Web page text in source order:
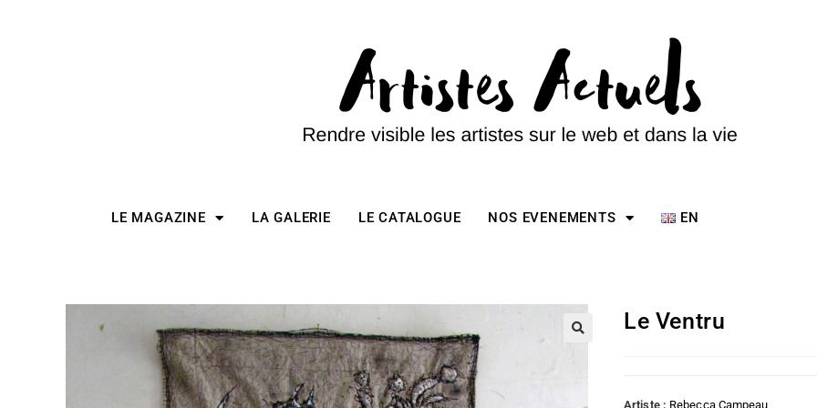
LE MAGAZINE LA GALERIE LE CATALOGUE NOS EVENEMENTS EN
Le Ventru
Artiste : Rebecca Campeau